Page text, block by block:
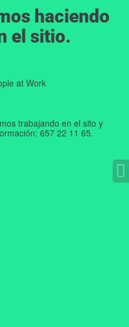
haciendo
el sitio.
trabajando en el sito y
657 22 11 65.